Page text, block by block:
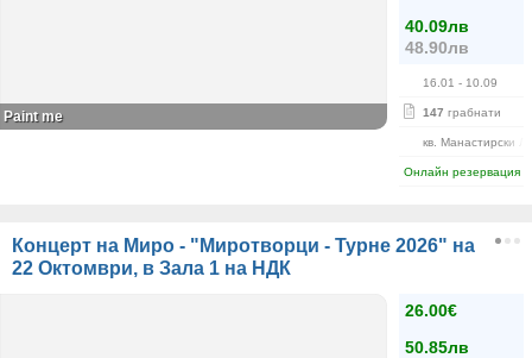
40.09лв
48.90лв
16.01 - 10.09
147 грабнати
кв. Манастирски
Онлайн резервация
Paint me
Концерт на Миро - "Миротворци - Турне 2026" на
22 Октомври, в Зала 1 на НДК
26.00€
50.85лв